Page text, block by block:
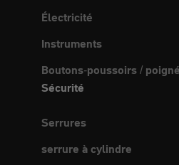
Électricité
Instruments
Boutons-poussoirs /
Sécurité
Serrures
serrure à cylindre